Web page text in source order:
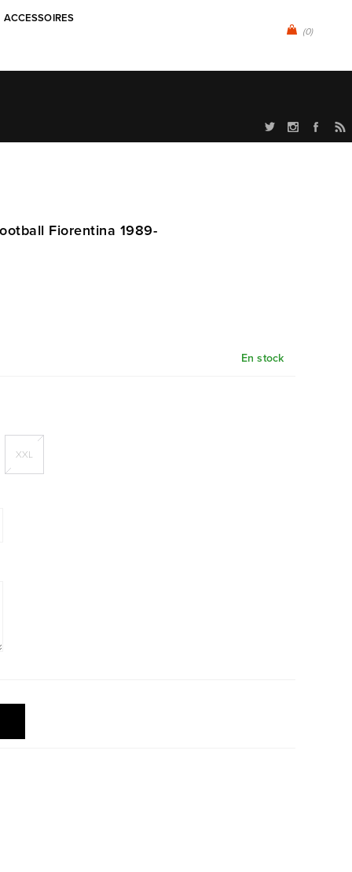
(0)
ACCESSOIRES
Fiorentina 1989-
En stock
XXL